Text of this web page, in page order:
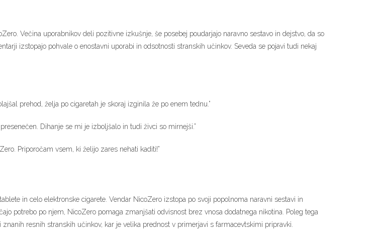
Večina uporabnikov deli pozitivne izkušnje, še posebej poudarjajo naravno sestavo in dejstvo, da so
izstopajo pohvale o enostavni uporabi in odsotnosti stranskih učinkov. Seveda se pojavi tudi nekaj
prehod, želja po cigaretah je skoraj izginila že po enem tednu.”
Dihanje se mi je izboljšalo in tudi živci so mirnejši.”
Priporočam vsem, ki želijo zares nehati kaditi!”
in celo elektronske cigarete. Vendar NicoZero izstopa po svoji popolnoma naravni sestavi in
potrebo po njem, NicoZero pomaga zmanjšati odvisnost brez vnosa dodatnega nikotina. Poleg tega
resnih stranskih učinkov, kar je velika prednost v primerjavi s farmacevtskimi pripravki.